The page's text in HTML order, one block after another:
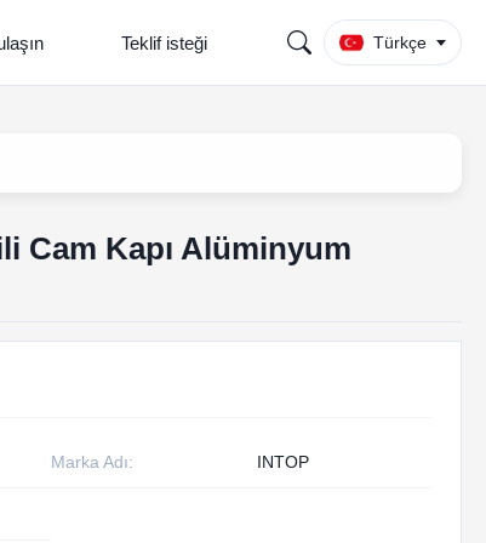
Teklif isteği Türkçe
Cam Kapı Alüminyum
Marka Adı: INTOP